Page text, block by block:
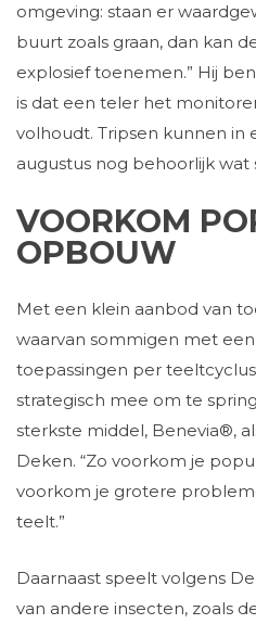
omgeving: staan er
buurt zoals graan, dan kan
explosief toenemen.” Hij
is dat een teler het
volhoudt. Tripsen kunnen in
augustus nog behoorlijk wat
VOORKOM
OPBOUW
Met een klein aanbod van
waarvan sommigen met
toepassingen per
strategisch mee om te
sterkste middel, Benevia®,
Deken. “Zo voorkom je
voorkom je grotere
teelt.”
Daarnaast speelt volgens
van andere insecten, zoals